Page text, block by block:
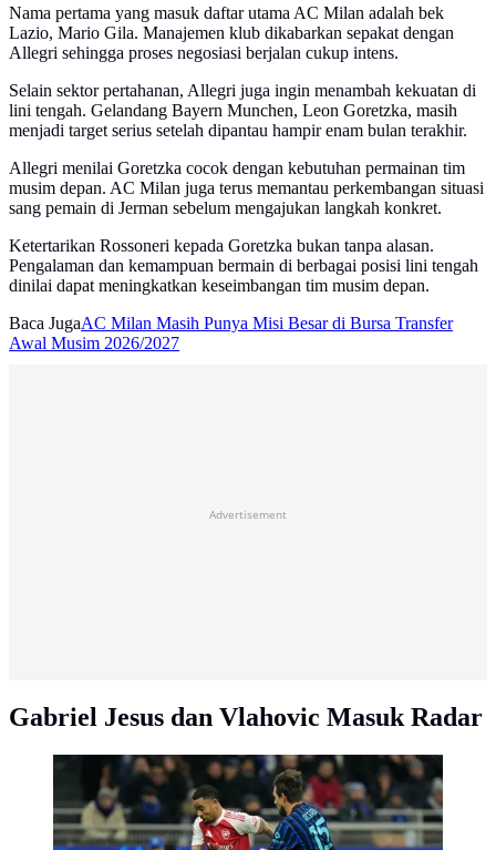
Nama pertama yang masuk daftar utama AC Milan adalah bek
Lazio, Mario Gila. Manajemen klub dikabarkan sepakat dengan
Allegri sehingga proses negosiasi berjalan cukup intens.
Selain sektor pertahanan, Allegri juga ingin menambah kekuatan di
lini tengah. Gelandang Bayern Munchen, Leon Goretzka, masih
menjadi target serius setelah dipantau hampir enam bulan terakhir.
Allegri menilai Goretzka cocok dengan kebutuhan permainan tim
musim depan. AC Milan juga terus memantau perkembangan situasi
sang pemain di Jerman sebelum mengajukan langkah konkret.
Ketertarikan Rossoneri kepada Goretzka bukan tanpa alasan.
Pengalaman dan kemampuan bermain di berbagai posisi lini tengah
dinilai dapat meningkatkan keseimbangan tim musim depan.
Baca JugaAC Milan Masih Punya Misi Besar di Bursa Transfer
Awal Musim 2026/2027
Advertisement
Gabriel Jesus dan Vlahovic Masuk Radar